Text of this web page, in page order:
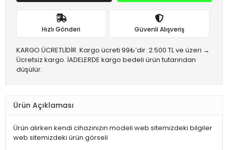
Hızlı Gönderi Güvenli Alışveriş
KARGO ÜCRETLİDİR. Kargo ücreti 99₺’dir. 2.500 TL ve üzeri →
Ücretsiz kargo. İADELERDE kargo bedeli ürün tutarından
düşülür.
Ürün Açıklaması
Ürün alırken kendi cihazınızın modeli web sitemizdeki bilgiler
web sitemizdeki ürün görseli